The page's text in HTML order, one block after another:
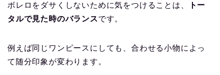
ボレロをダサくしないために気をつけることは、
トー
タルで見た時のバランスです。
例えば同じワンピースにしても、合わせる小物によっ
て随分印象が変わります。